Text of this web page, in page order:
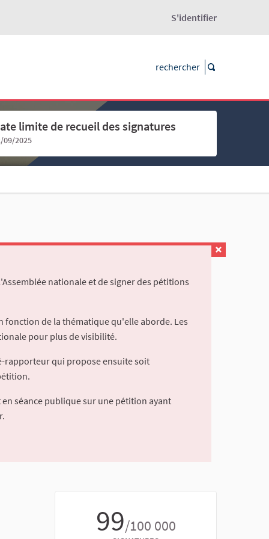
S'identifier
limite de recueil des signatures
09/2025
nationale et de signer des pétitions
fonction de la thématique qu'elle aborde. Les
pour plus de visibilité.
rapporteur qui propose ensuite soit
séance publique sur une pétition ayant
99/100 000